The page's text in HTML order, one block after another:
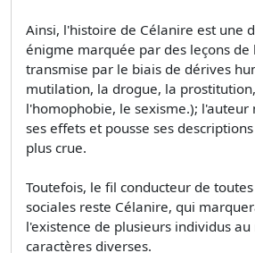
Ainsi, l'histoire de Célanire est une
énigme marquée par des leçons de
transmise par le biais de dérives
mutilation, la drogue, la
l'homophobie, le sexisme.); l'auteur
ses effets et pousse ses
plus crue.
Toutefois, le fil conducteur de
sociales reste Célanire, qui
l'existence de plusieurs individus
caractères diverses.